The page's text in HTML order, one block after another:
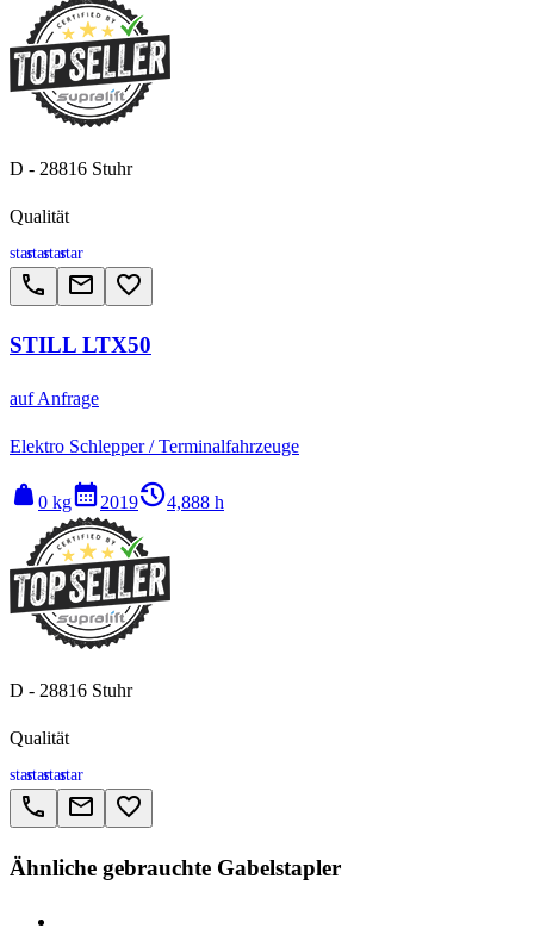
D - 28816 Stuhr
Qualität
starstarstarstar
call email favorite_border
STILL LTX50
auf Anfrage
Elektro Schlepper / Terminalfahrzeuge
weight 0 kgcalendar_month2019history_24,888 h
D - 28816 Stuhr
Qualität
starstarstarstar
call email favorite_border
Ähnliche gebrauchte Gabelstapler